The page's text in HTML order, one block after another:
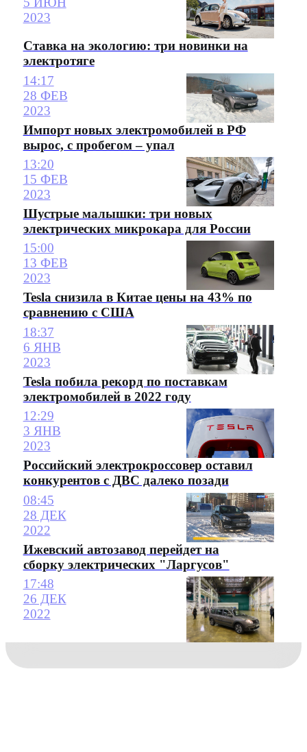
2023
Ставка на экологию: три новинки на
электротяге
14:17
28 ФЕВ
2023
Импорт новых электромобилей в РФ
вырос, с пробегом – упал
13:20
15 ФЕВ
2023
Шустрые малышки: три новых
электрических микрокара для России
15:00
13 ФЕВ
2023
Tesla снизила в Китае цены на 43% по
сравнению с США
18:37
6 ЯНВ
2023
Tesla побила рекорд по поставкам
электромобилей в 2022 году
12:29
3 ЯНВ
2023
Российский электрокроссовер оставил
конкурентов с ДВС далеко позади
08:45
28 ДЕК
2022
Ижевский автозавод перейдет на
сборку электрических "Ларгусов"
17:48
26 ДЕК
2022